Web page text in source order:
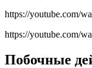
https://youtube.com/
https://youtube.com/
Побочные